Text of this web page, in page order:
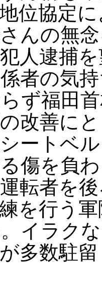
位協定
んの無
人逮捕
者の気
ず福田
改善に
ートベ
傷を負
転者を
を行う
イラク
多数駐